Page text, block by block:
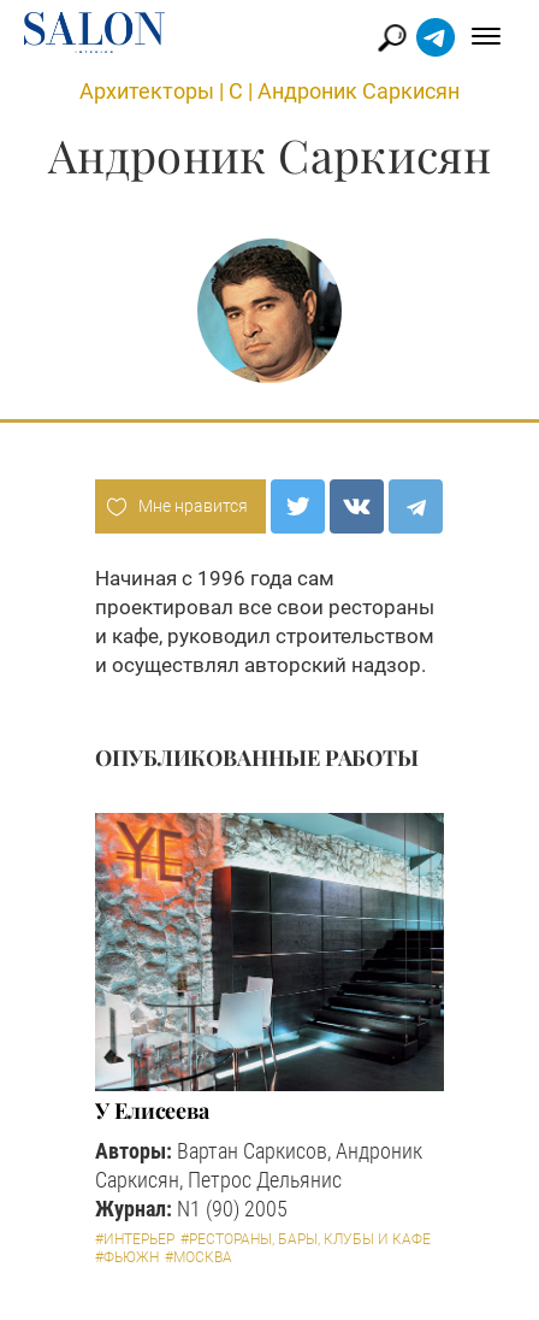
Архитекторы | С | Андроник Саркисян
Андроник Саркисян
Мне нравится
Начиная с 1996 года сам
проектировал все свои рестораны
и кафе, руководил строительством
и осуществлял авторский надзор.
ОПУБЛИКОВАННЫЕ РАБОТЫ
У Елисеева
Авторы: Вартан Саркисов, Андроник
Саркисян, Петрос Дельянис
Журнал: N1 (90) 2005
#ИНТЕРЬЕР #РЕСТОРАНЫ, БАРЫ, КЛУБЫ И КАФЕ
#ФЬЮЖН #МОСКВА